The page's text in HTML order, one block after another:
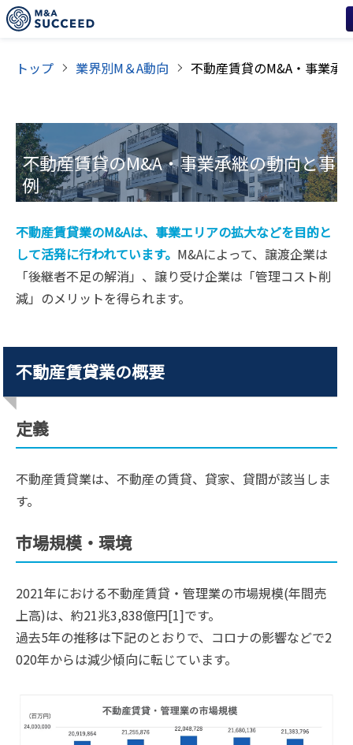
トップ 業界別M＆A動向
不動産賃貸のM&A・事業承継の動向と事
例
不動産賃貸業のM&Aは、事業エリアの拡大などを目的と
して活発に行われています。 M&Aによって、譲渡企業は
「後継者不足の解消」、譲り受け企業は「管理コスト削
減」のメリットを得られます。
不動産賃貸業の概要
定義
不動産賃貸業は、不動産の賃貸、貸家、貸間が該当しま
す。
市場規模・環境
2021年における不動産賃貸・管理業の市場規模(年間売
上高)は、約21兆3,838億円[1]です。
過去5年の推移は下記のとおりで、コロナの影響などで2
020年からは減少傾向に転じています。